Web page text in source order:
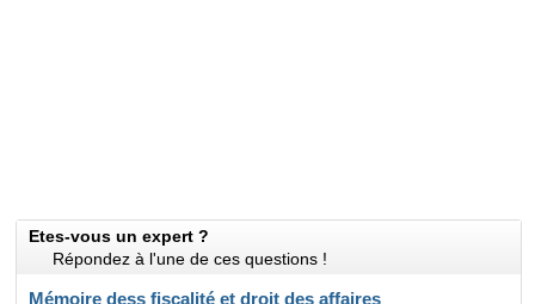
Etes-vous un expert ?
Répondez à l'une de ces questions !
Mémoire dess fiscalité et droit des affaires